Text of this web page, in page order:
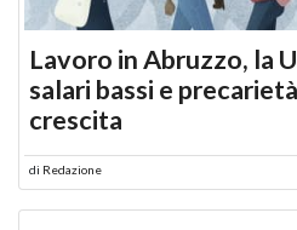
Lavoro in Abruzzo, la
salari bassi e
crescita
di Redazione